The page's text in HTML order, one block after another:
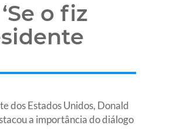
o fiz
dos Estados Unidos, Donald
a importância do diálogo